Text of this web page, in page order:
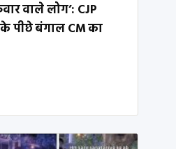
वाले लोग’: CJP
के पीछे बंगाल CM का